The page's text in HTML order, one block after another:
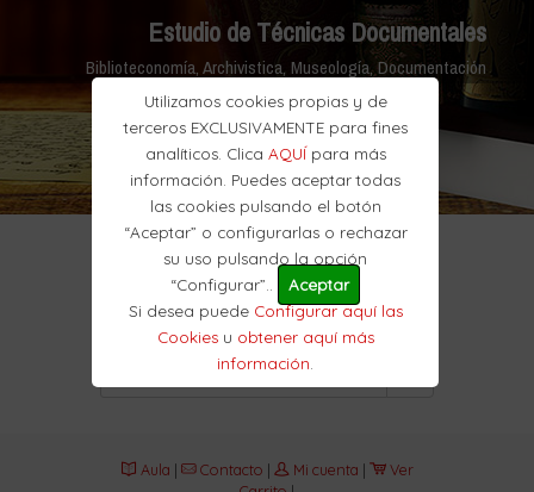
Utilizamos cookies propias y de
terceros EXCLUSIVAMENTE para fines
analíticos. Clica AQUÍpara más
información. Puedes aceptar todas
las cookies pulsando el botón
“Aceptar” o configurarlas o rechazar
su uso pulsando la opción
“Configurar”..
Aceptar
Si desea puede Configurar aquí las
Cookiesu obtener aquí más
información
Estudio de Técnicas Documentales
Biblioteconomía, Archivistica, Museología, Documentación
Aula | Contacto | Mi cuenta |
Ver